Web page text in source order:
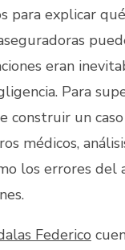
para explicar
eran
Para
construir un
médicos,
los errores del
Federico